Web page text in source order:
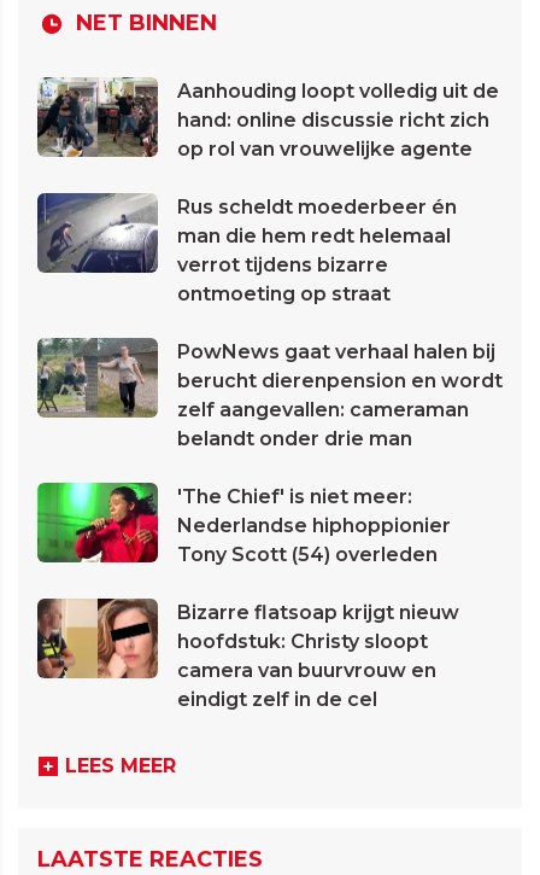
NET BINNEN
Aanhouding loopt volledig uit de
hand: online discussie richt zich
op rol van vrouwelijke agente
Rus scheldt moederbeer én
man die hem redt helemaal
verrot tijdens bizarre
ontmoeting op straat
PowNews gaat verhaal halen bij
berucht dierenpension en wordt
zelf aangevallen: cameraman
belandt onder drie man
'The Chief' is niet meer:
Nederlandse hiphoppionier
Tony Scott (54) overleden
Bizarre flatsoap krijgt nieuw
hoofdstuk: Christy sloopt
camera van buurvrouw en
eindigt zelf in de cel
LEES MEER
LAATSTE REACTIES